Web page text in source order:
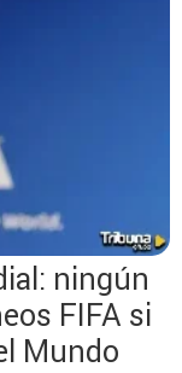
ningún
FIFA si
Mundo